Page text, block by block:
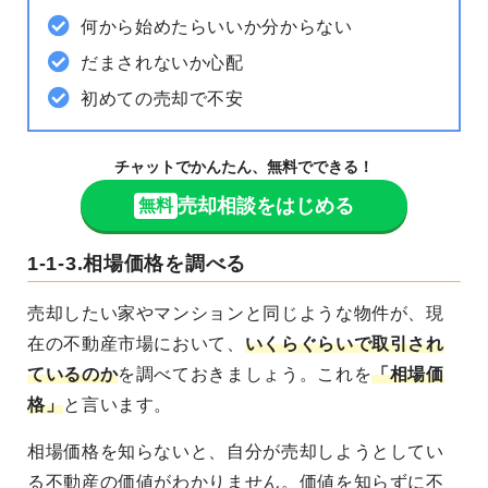
何から始めたらいいか分からない
だまされないか心配
初めての売却で不安
チャットでかんたん、無料でできる！
無料 売却相談をはじめる
1-1-3.相場価格を調べる
売却したい家やマンションと同じような物件が、現
在の不動産市場において、 いくらぐらいで取引され
ているのかを調べておきましょう。これを「相場価
格」と言います。
相場価格を知らないと、自分が売却しようとしてい
る不動産の価値がわかりません。価値を知らずに不